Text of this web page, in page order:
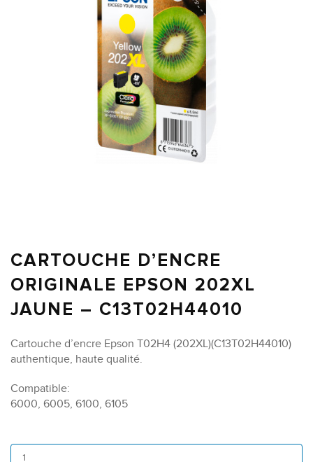
CARTOUCHE D’ENCRE
ORIGINALE EPSON 202XL
JAUNE – C13T02H44010
Cartouche d’encre Epson T02H4 (202XL)(C13T02H44010)
authentique, haute qualité.
Compatible:
6000, 6005, 6100, 6105